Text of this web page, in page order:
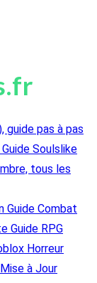
guide pas à pas
Soulslike
tous les
Guide Combat
Guide RPG
Horreur
à Jour